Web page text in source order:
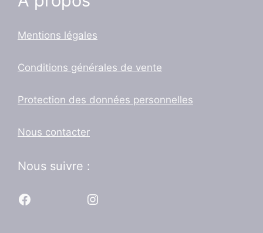
Mentions légales
Conditions générales de vente
Protection des données personnelles
Nous contacter
Nous suivre :
Facebook Instagram